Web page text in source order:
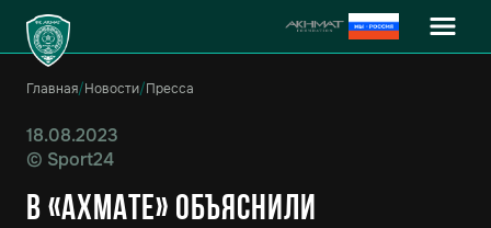
Главная/Новости/Пресса
18.08.2023
© Sport24
В «Ахмате» объяснили